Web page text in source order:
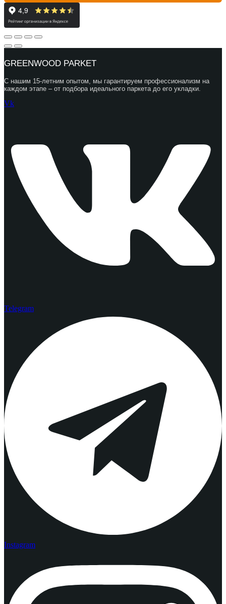
GREENWOOD PARKET
С нашим 15-летним опытом, мы гарантируем профессионализм на
каждом этапе – от подбора идеального паркета до его укладки.
Vk
Telegram
Instagram